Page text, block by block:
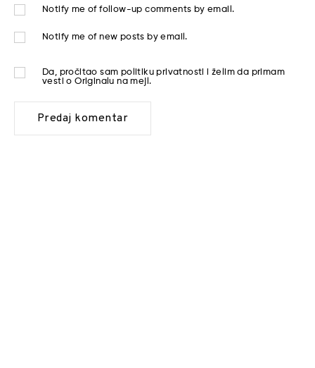
Notify me of follow-up comments by email.
Notify me of new posts by email.
Da, pročitao sam politiku privatnosti
i želim da primam
vesti o Originalu na mejl.